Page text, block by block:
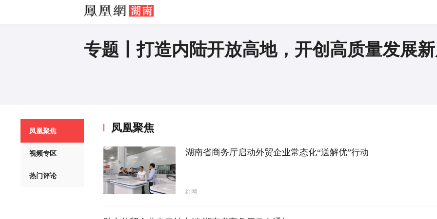
专题丨打造内陆开放高地，开创高质量发展
凤凰聚焦
视频专区
热门评论
凤凰聚焦
湖南省商务厅启动外贸企业常态化“送解优”行动
红网